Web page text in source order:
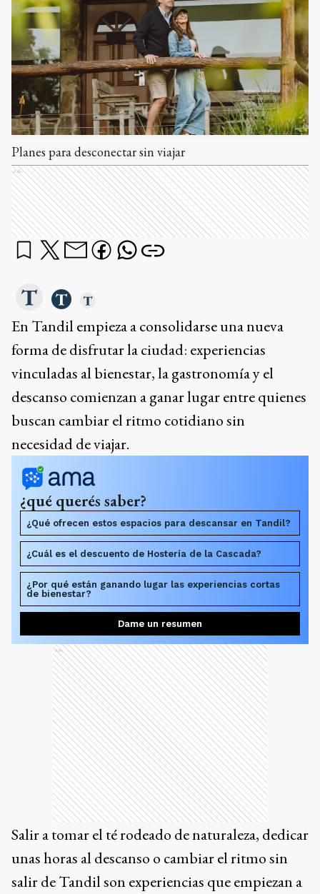
Planes para desconectar sin viajar
Ads
En Tandil empieza a consolidarse una nueva
forma de disfrutar la ciudad: experiencias
vinculadas al bienestar, la gastronomía y el
descanso comienzan a ganar lugar entre quienes
buscan cambiar el ritmo cotidiano sin
necesidad de viajar.
¿qué querés saber?
¿Qué ofrecen estos espacios para descansar en Tandil?
¿Cuál es el descuento de Hostería de la Cascada?
¿Por qué están ganando lugar las experiencias cortas
de bienestar?
Dame un resumen
Ads
Salir a tomar el té rodeado de naturaleza, dedicar
unas horas al descanso o cambiar el ritmo sin
salir de Tandil son experiencias que empiezan a